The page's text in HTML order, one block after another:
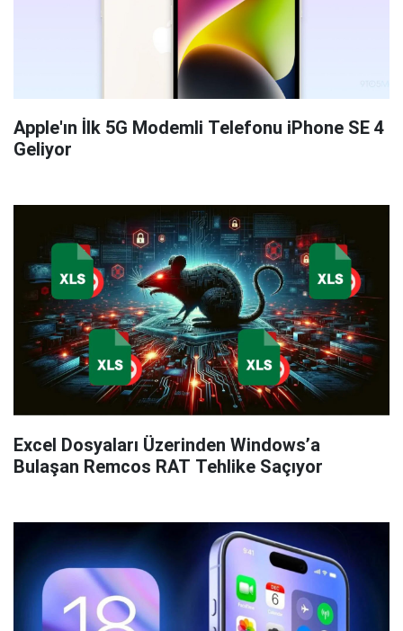
Apple'ın İlk 5G Modemli Telefonu iPhone SE 4
Geliyor
Excel Dosyaları Üzerinden Windows’a
Bulaşan Remcos RAT Tehlike Saçıyor